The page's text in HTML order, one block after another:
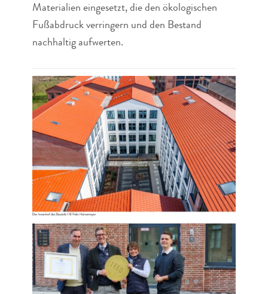
Materialien eingesetzt, die den ökologischen
Fußabdruck verringern und den Bestand
nachhaltig aufwerten.